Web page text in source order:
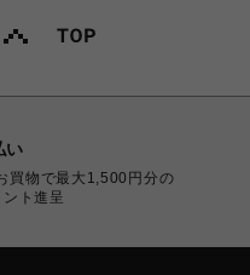
い
買物で最大1,500円分の
ト進呈